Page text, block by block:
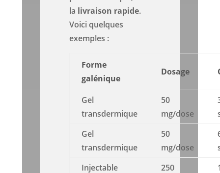
la livraison rapide.
Voici quelques
exemples :
Forme
galénique
Dosage
Gel
transdermique
50
mg/dose
Gel
transdermique
50
mg/dose
Injectable
250